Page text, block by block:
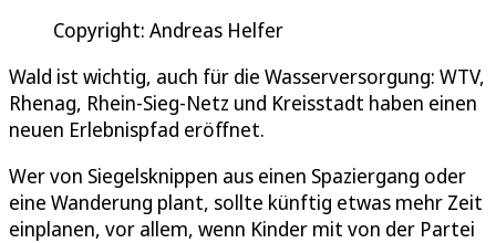
Copyright: Andreas Helfer
Wald ist wichtig, auch für die Wasserversorgung: WTV,
Rhenag, Rhein-Sieg-Netz und Kreisstadt haben einen
neuen Erlebnispfad eröffnet.
Wer von Siegelsknippen aus einen Spaziergang oder
eine Wanderung plant, sollte künftig etwas mehr Zeit
einplanen, vor allem, wenn Kinder mit von der Partei